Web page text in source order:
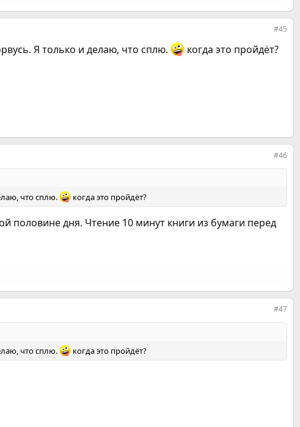
#45
Я только и делаю, что сплю. когда это пройдёт?
#46
что сплю.
когда это пройдёт?
дня. Чтение 10 минут книги из бумаги перед
#47
что сплю.
когда это пройдёт?